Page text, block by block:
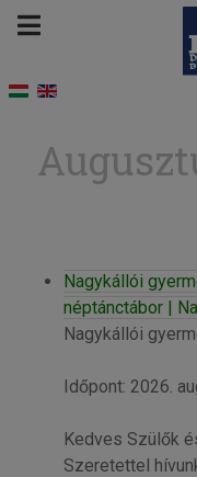
Nagykállói
néptánctábor |
Nagykállói
Időpont: 2026.
Kedves Szülők
Szeretettel